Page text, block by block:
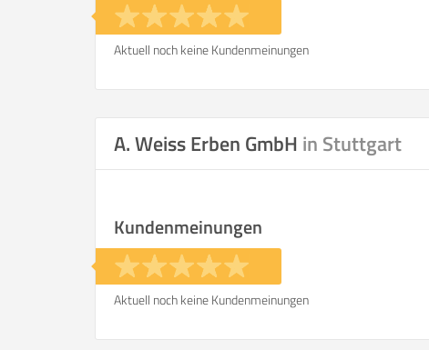
Aktuell noch keine Kundenmeinungen
A. Weiss Erben GmbH in Stuttgart
Kundenmeinungen
Aktuell noch keine Kundenmeinungen